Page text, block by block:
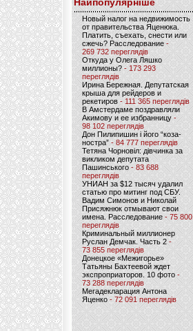
Новый налог на недвижимость
от правительства Яценюка.
Платить, съехать, снести или
сжечь? Расследование-
269 732 переглядів
Откуда у Олега Ляшко
миллионы? - 173 293
переглядів
Ирина Бережная. Депутатская
крыша для рейдеров и
рекетиров - 111 365 переглядів
В Амстердаме поздравляли
Акимову и ее избранницу -
98 102 переглядів
Дон Пилипишин і його “коза-
ностра” - 84 777 переглядів
Тетяна Чорновіл: дівчинка за
викликом депутата
Пашинського- 83 688
переглядів
УНИАН за $12 тысяч удалил
статью про митинг под СБУ.
Вадим Симонов и Николай
Присяжнюк отмывают свои
имена. Расследование - 75 800
переглядів
Криминальный миллионер
Руслан Демчак. Часть 2-
73 855 переглядів
Донецкое «Межигорье»
Татьяны Бахтеевой ждет
экспроприаторов. 10 фото -
73 288 переглядів
Мегадекларация Антона
Яценко - 72 091 переглядів